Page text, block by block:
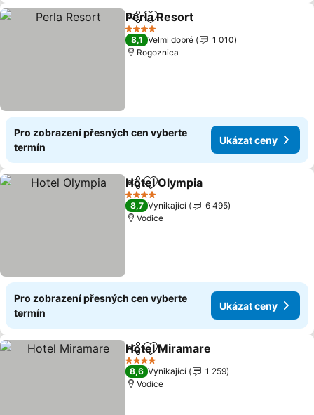
SdíletPřidat na seznam oblíbených
Perla Resort
4 Počet hvězdiček
8,1 Velmi dobré
1 010
Rogoznica
Pro zobrazení přesných cen vyberte
termín
Ukázat ceny
SdíletPřidat na seznam oblíbených
Hotel Olympia
4 Počet hvězdiček
8,7 Vynikající
6 495
Vodice
Pro zobrazení přesných cen vyberte
termín
Ukázat ceny
SdíletPřidat na seznam oblíbených
Hotel Miramare
4 Počet hvězdiček
8,6 Vynikající
1 259
Vodice